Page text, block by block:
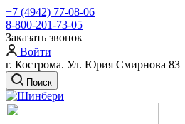
+7 (4942) 77-08-06
8-800-201-73-05
Заказать звонок
Войти
г. Кострома. Ул. Юрия Смирнова 83
Поиск